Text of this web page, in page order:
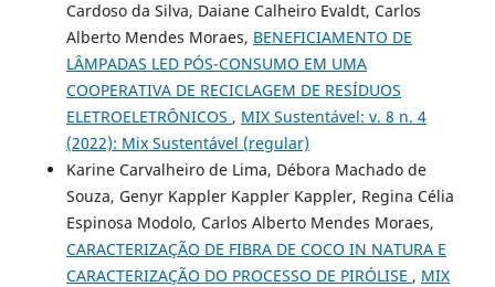
Cardoso da Silva, Daiane Calheiro Evaldt, Carlos
Alberto Mendes Moraes, BENEFICIAMENTO DE
LÂMPADAS LED PÓS-CONSUMO EM UMA
COOPERATIVA DE RECICLAGEM DE RESÍDUOS
ELETROELETRÔNICOS , MIX Sustentável: v. 8 n. 4
(2022): Mix Sustentável (regular)
Karine Carvalheiro de Lima, Débora Machado de
Souza, Genyr Kappler Kappler Kappler, Regina Célia
Espinosa Modolo, Carlos Alberto Mendes Moraes,
CARACTERIZAÇÃO DE FIBRA DE COCO IN NATURA E
CARACTERIZAÇÃO DO PROCESSO DE PIRÓLISE , MIX